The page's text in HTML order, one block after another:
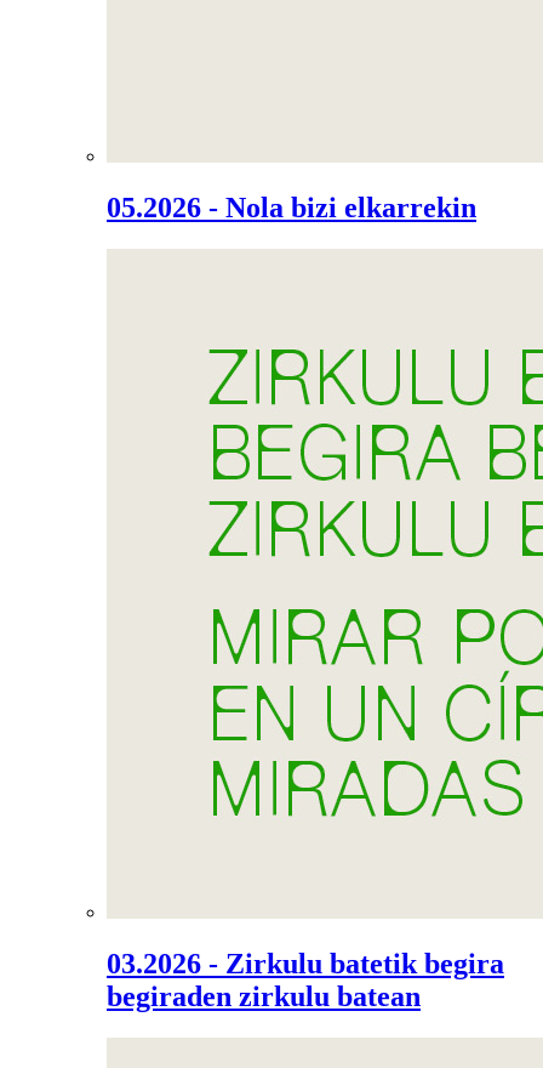
05.2026 - Nola bizi elkarrekin
03.2026 - Zirkulu batetik begira
begiraden zirkulu batean